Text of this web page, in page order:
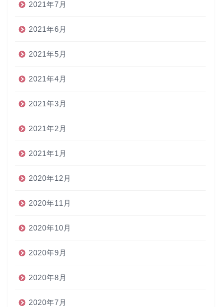
2021年7月
2021年6月
2021年5月
2021年4月
2021年3月
2021年2月
2021年1月
2020年12月
2020年11月
2020年10月
2020年9月
2020年8月
2020年7月